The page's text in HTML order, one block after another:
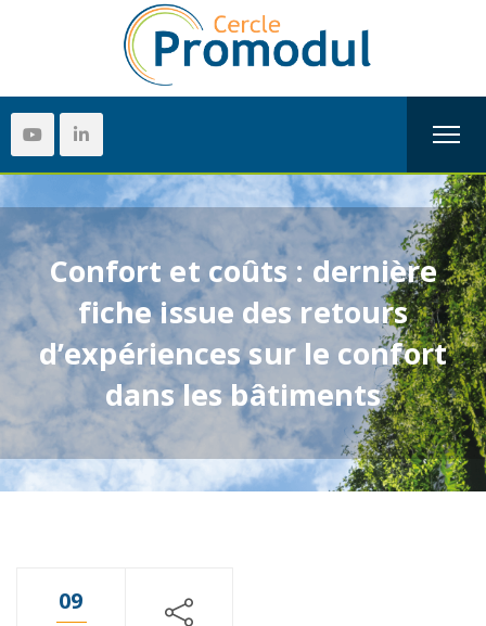
Confort et coûts : dernière
fiche issue des retours
d’expériences sur le confort
dans les bâtiments
09